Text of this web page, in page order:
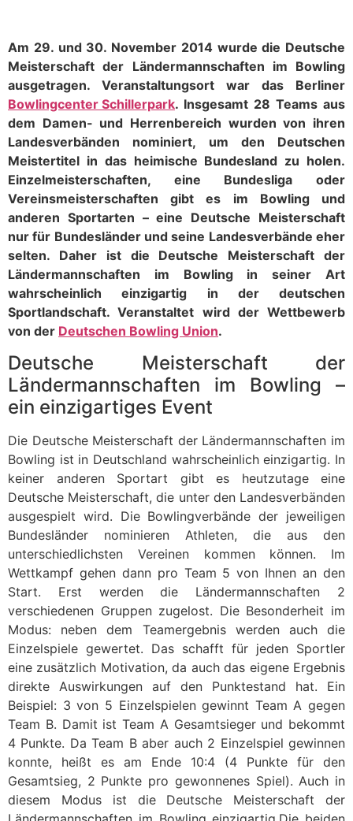
Am 29. und 30. November 2014 wurde die Deutsche
Meisterschaft der Ländermannschaften im Bowling
ausgetragen. Veranstaltungsort war das Berliner
Bowlingcenter Schillerpark. Insgesamt 28 Teams aus
dem Damen- und Herrenbereich wurden von ihren
Landesverbänden nominiert, um den Deutschen
Meistertitel in das heimische Bundesland zu holen.
Einzelmeisterschaften, eine Bundesliga oder
Vereinsmeisterschaften gibt es im Bowling und
anderen Sportarten – eine Deutsche Meisterschaft
nur für Bundesländer und seine Landesverbände eher
selten. Daher ist die Deutsche Meisterschaft der
Ländermannschaften im Bowling in seiner Art
wahrscheinlich einzigartig in der deutschen
Sportlandschaft. Veranstaltet wird der Wettbewerb
von der Deutschen Bowling Union.
Deutsche Meisterschaft der
Ländermannschaften im Bowling –
ein einzigartiges Event
Die Deutsche Meisterschaft der Ländermannschaften im
Bowling ist in Deutschland wahrscheinlich einzigartig. In
keiner anderen Sportart gibt es heutzutage eine
Deutsche Meisterschaft, die unter den Landesverbänden
ausgespielt wird. Die Bowlingverbände der jeweiligen
Bundesländer nominieren Athleten, die aus den
unterschiedlichsten Vereinen kommen können. Im
Wettkampf gehen dann pro Team 5 von Ihnen an den
Start. Erst werden die Ländermannschaften 2
verschiedenen Gruppen zugelost. Die Besonderheit im
Modus: neben dem Teamergebnis werden auch die
Einzelspiele gewertet. Das schafft für jeden Sportler
eine zusätzlich Motivation, da auch das eigene Ergebnis
direkte Auswirkungen auf den Punktestand hat. Ein
Beispiel: 3 von 5 Einzelspielen gewinnt Team A gegen
Team B. Damit ist Team A Gesamtsieger und bekommt
4 Punkte. Da Team B aber auch 2 Einzelspiel gewinnen
konnte, heißt es am Ende 10:4 (4 Punkte für den
Gesamtsieg, 2 Punkte pro gewonnenes Spiel). Auch in
diesem Modus ist die Deutsche Meisterschaft der